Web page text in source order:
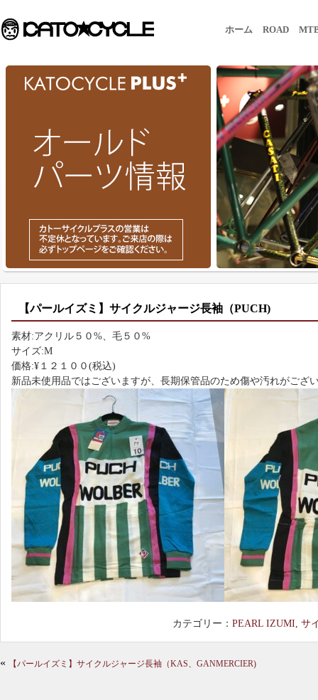
ホーム ROAD
【パールイズミ】サイクルジャージ長袖（PUCH)
素材:アクリル５０%、毛５０%
サイズ:M
価格:¥１２１００(税込)
新品未使用品ではございますが、長期保管品のため傷や汚れがござ
カテゴリー： PEARL IZUMI サ
« 【パールイズミ】サイクルジャージ長袖（KAS、GANMERCIER)